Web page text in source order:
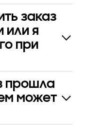
заказ
или я
при
прошла
может